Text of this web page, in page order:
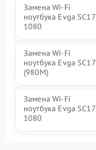
Замена Wi-Fi
ноутбука Evga SC17
1080
Замена Wi-Fi
ноутбука Evga SC17
(980M)
Замена Wi-Fi
ноутбука Evga SC17
1080